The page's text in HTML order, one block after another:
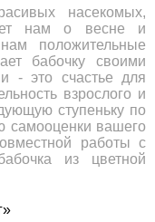
насекомых,
нам о весне и
положительные
бабочку своими
- это счастье для
взрослого и
ступеньку по
самооценки вашего
работы с
из цветной